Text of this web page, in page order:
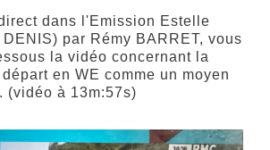
dans l'Emission Estelle
par Rémy BARRET, vous
la vidéo concernant la
en WE comme un moyen
(vidéo à 13m:57s)